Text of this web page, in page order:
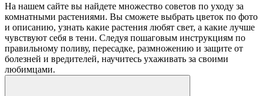
На нашем сайте вы найдете множество советов по уходу за
комнатными растениями. Вы сможете выбрать цветок по фото
и описанию, узнать какие растения любят свет, а какие лучше
чувствуют себя в тени. Следуя пошаговым инструкциям по
правильному поливу, пересадке, размножению и защите от
болезней и вредителей, научитесь ухаживать за своими
любимцами.